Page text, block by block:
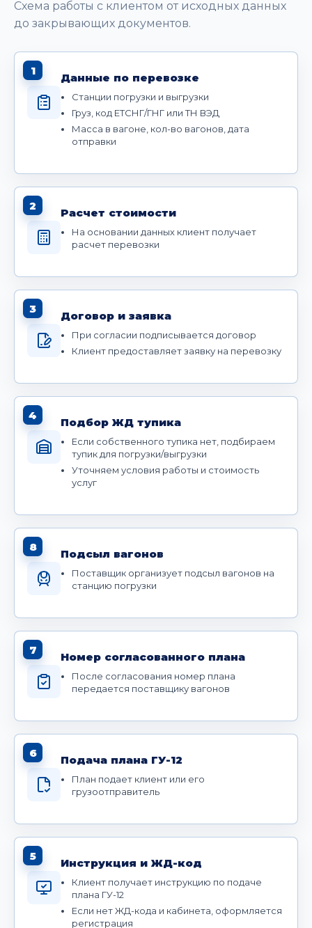
Схема работы с клиентом от исходных данных
до закрывающих документов.
1
Данные по перевозке
Станции погрузки и выгрузки
Груз, код ЕТСНГ/ГНГ или ТН ВЭД
Масса в вагоне, кол-во вагонов, дата
отправки
2
Расчет стоимости
На основании данных клиент получает
расчет перевозки
3
Договор и заявка
При согласии подписывается договор
Клиент предоставляет заявку на перевозку
4
Подбор ЖД тупика
Если собственного тупика нет, подбираем
тупик для погрузки/выгрузки
Уточняем условия работы и стоимость
услуг
8
Подсыл вагонов
Поставщик организует подсыл вагонов на
станцию погрузки
7
Номер согласованного плана
После согласования номер плана
передается поставщику вагонов
6
Подача плана ГУ-12
План подает клиент или его
грузоотправитель
5
Инструкция и ЖД-код
Клиент получает инструкцию по подаче
плана ГУ-12
Если нет ЖД-кода и кабинета, оформляется
регистрация